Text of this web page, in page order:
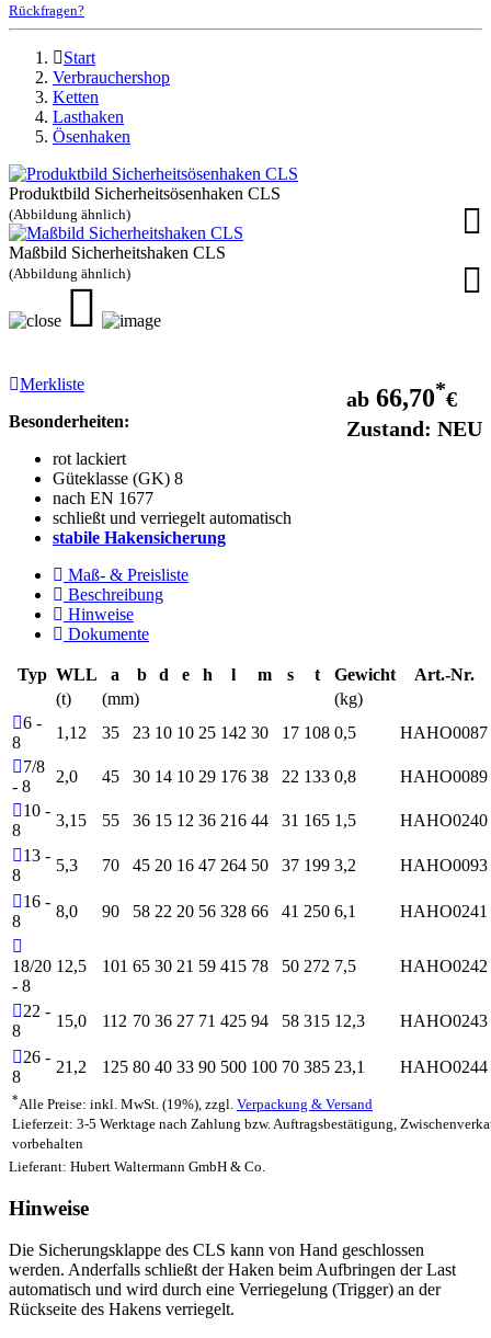
Rückfragen?
Start
Verbrauchershop
Ketten
Lasthaken
Ösenhaken
Produktbild Sicherheitsösenhaken CLS
(Abbildung ähnlich)
Maßbild Sicherheitshaken CLS
(Abbildung ähnlich)
ab 66,70*€
Zustand: NEU
Merkliste
Besonderheiten:
rot lackiert
Güteklasse (GK) 8
nach EN 1677
schließt und verriegelt automatisch
stabile Hakensicherung
Maß- & Preisliste
Beschreibung
Hinweise
Dokumente
Typ WLL a b d e h l m s t Gewicht
Art.-Nr.
(t)
(mm)
(kg)
6 -
8
1,12 35 23 10 10 25 142 30 17 108 0,5
HAHO0087
7/8
- 8
2,0 45 30 14 10 29 176 38 22 133 0,8
HAHO0089
10 -
8
3,15 55 36 15 12 36 216 44 31 165 1,5
HAHO0240
13 -
8
5,3 70 45 20 16 47 264 50 37 199 3,2
HAHO0093
16 -
8
8,0 90 58 22 20 56 328 66 41 250 6,1 HAHO0241
18/20
- 8
12,5 101 65 30 21 59 415 78 50 272 7,5 HAHO0242
22 -
8
15,0 112 70 36 27 71 425 94 58 315 12,3
HAHO0243
26 -
8
21,2 125 80 40 33 90 500 100 70 385 23,1 HAHO0244
*Alle Preise: inkl. MwSt. (19%), zzgl. Verpackung & Versand
Lieferzeit: 3-5 Werktage nach Zahlung bzw. Auftragsbestätigung,
vorbehalten
Lieferant: Hubert Waltermann GmbH & Co.
Hinweise
Die Sicherungsklappe des CLS kann von Hand geschlossen
werden. Anderfalls schließt der Haken beim Aufbringen der Last
automatisch und wird durch eine Verriegelung (Trigger) an der
Rückseite des Hakens verriegelt.